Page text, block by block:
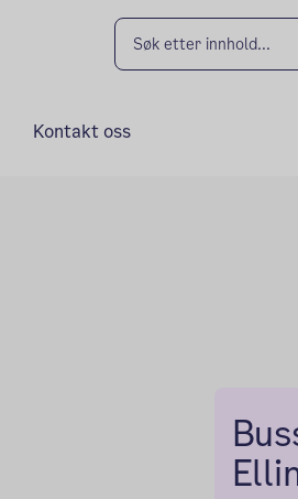
Kontakt oss